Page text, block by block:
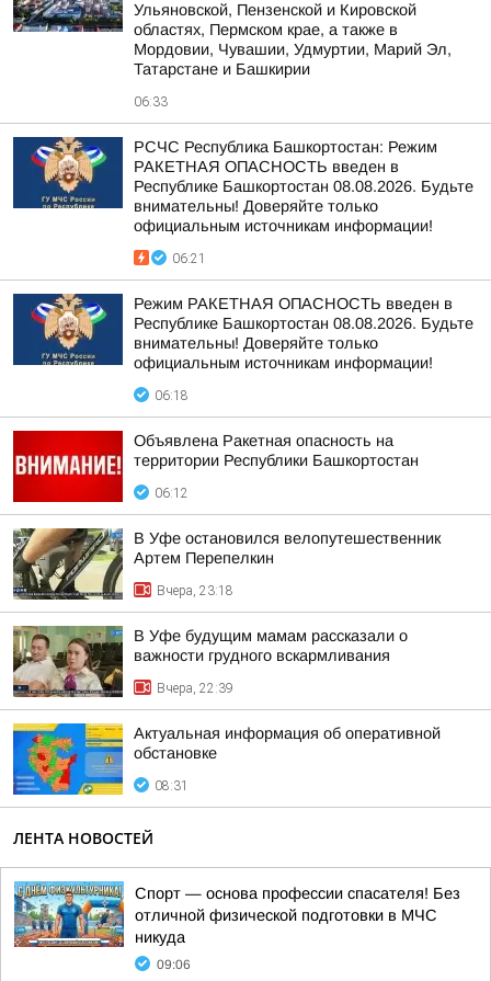
Ульяновской, Пензенской и Кировской
областях, Пермском крае, а также в
Мордовии, Чувашии, Удмуртии, Марий Эл,
Татарстане и Башкирии
06:33
РСЧС Республика Башкортостан: Режим
РАКЕТНАЯ ОПАСНОСТЬ введен в
Республике Башкортостан 08.08.2026. Будьте
внимательны! Доверяйте только
официальным источникам информации!
06:21
Режим РАКЕТНАЯ ОПАСНОСТЬ введен в
Республике Башкортостан 08.08.2026. Будьте
внимательны! Доверяйте только
официальным источникам информации!
06:18
Объявлена Ракетная опасность на
территории Республики Башкортостан
06:12
В Уфе остановился велопутешественник
Артем Перепелкин
Вчера, 23:18
В Уфе будущим мамам рассказали о
важности грудного вскармливания
Вчера, 22:39
Актуальная информация об оперативной
обстановке
08:31
ЛЕНТА НОВОСТЕЙ
Спорт — основа профессии спасателя! Без
отличной физической подготовки в МЧС
никуда
09:06